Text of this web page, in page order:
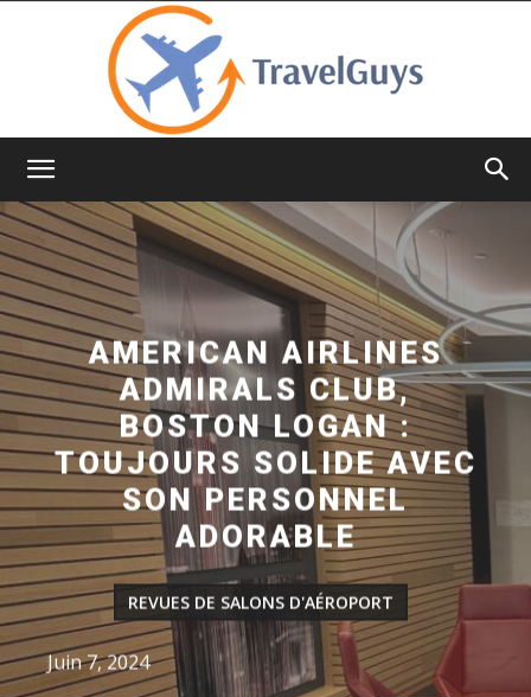
AMERICAN AIRLINES
ADMIRALS CLUB,
BOSTON LOGAN :
TOUJOURS SOLIDE AVEC
SON PERSONNEL
ADORABLE
REVUES DE SALONS D'AÉROPORT
Juin 7, 2024